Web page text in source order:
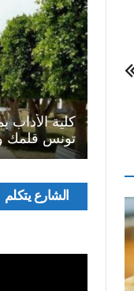
كلية الأداب
تونس قلمك
الشارع يتكلممشغل
الفيديو